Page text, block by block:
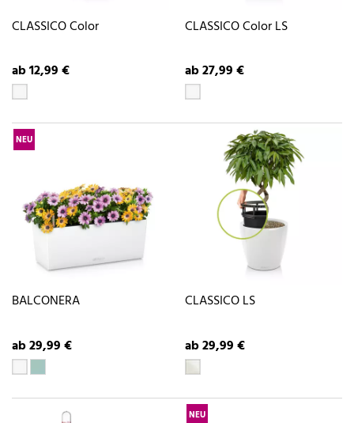
CLASSICO Color
ab 12,99 €
CLASSICO Color LS
ab 27,99 €
NEU
BALCONERA
ab 29,99 €
CLASSICO LS
ab 29,99 €
NEU